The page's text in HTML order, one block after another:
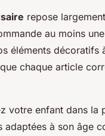
repose
au moins
éléments décoratifs
chaque article
votre enfant dans la
à son âge